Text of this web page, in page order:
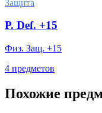
Защита
P. Def. +15
Физ. Защ. +15
4 предметов
Похожие